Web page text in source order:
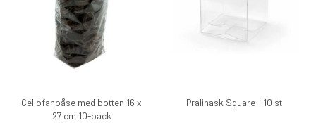
Cellofanpåse med botten 16 x
27 cm 10-pack
Pralinask Square - 10 st